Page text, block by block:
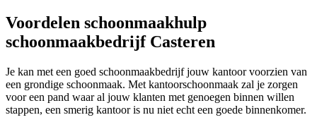
Voordelen schoonmaakhulp
schoonmaakbedrijf Casteren
Je kan met een goed schoonmaakbedrijf jouw kantoor voorzien van
een grondige schoonmaak. Met kantoorschoonmaak zal je zorgen
voor een pand waar al jouw klanten met genoegen binnen willen
stappen, een smerig kantoor is nu niet echt een goede binnenkomer.